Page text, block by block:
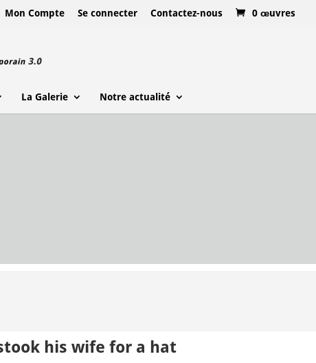
Mon Compte Se connecter Contactez-nous 0 œuvres
La Galerie Notre actualité
his wife for a hat